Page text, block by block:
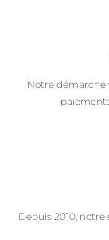
Notre démarche
Depuis 2010,